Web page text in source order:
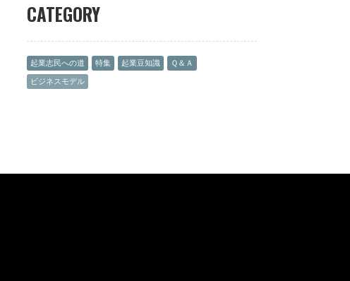
CATEGORY
起業志民への道 特集 起業豆知識
Ｑ＆Ａ
ビジネスモデル